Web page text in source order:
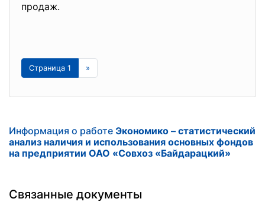
продаж.
Страница 1 »
Информация о работе Экономико – статистический
анализ наличия и использования основных фондов
на предприятии ОАО «Совхоз «Байдарацкий»
Связанные документы